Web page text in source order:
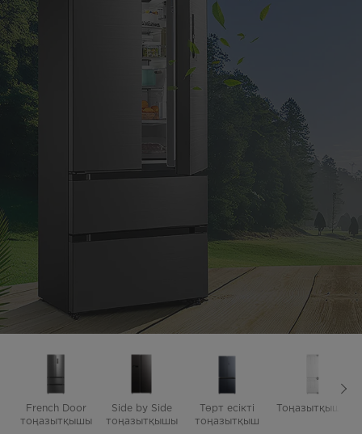
French Door
тоңазытқышы
Side by Side
тоңазытқышы
Төрт есікті
тоңазытқыш
Тоңазытқыштар